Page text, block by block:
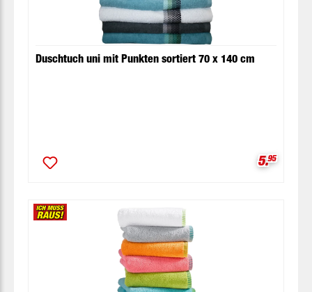
Duschtuch uni mit Punkten sortiert 70 x 140 cm
5.95